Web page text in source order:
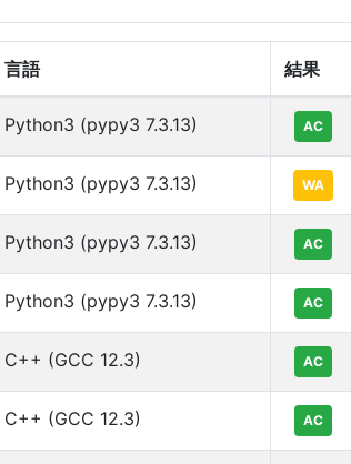
言語 結果
Python3 (pypy3 7.3.13) AC
Python3 (pypy3 7.3.13) WA
Python3 (pypy3 7.3.13) AC
Python3 (pypy3 7.3.13) AC
C++ (GCC 12.3) AC
C++ (GCC 12.3) AC